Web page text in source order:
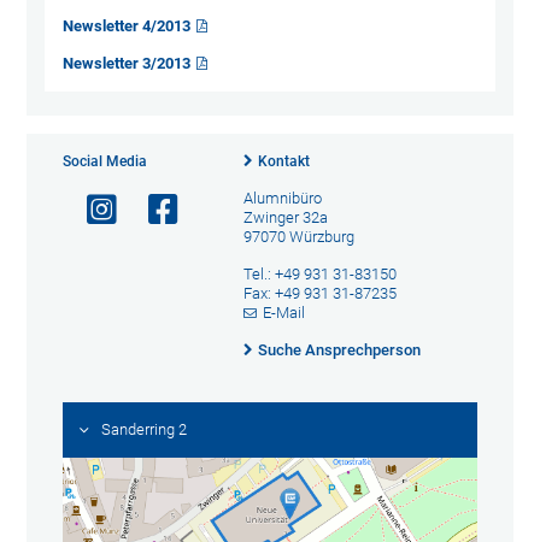
Newsletter 4/2013
Newsletter 3/2013
Social Media Kontakt
Alumnibüro
Zwinger 32a
97070 Würzburg
Tel.: +49 931 31-83150
Fax: +49 931 31-87235
E-Mail
Suche Ansprechperson
Sanderring 2